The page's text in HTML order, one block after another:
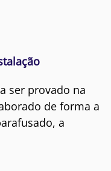
ser provado na
de forma a
a